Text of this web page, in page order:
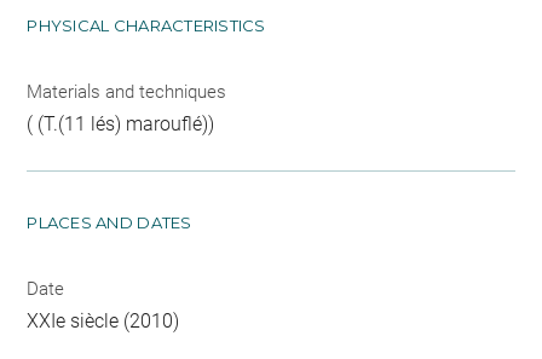
PHYSICAL CHARACTERISTICS
Materials and techniques
( (T.(11 lés) marouflé))
PLACES AND DATES
Date
XXIe siècle (2010)